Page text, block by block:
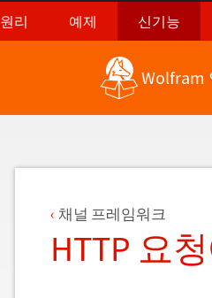
원리 예제 신기능
Wolfram
채널 프레임워크
HTTP 요